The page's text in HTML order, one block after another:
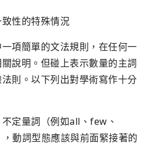
性的特殊情況
項簡單的文法規則，在任何一
說明。但碰上表示數量的主詞
則。以下列出對學術寫作十分
定量詞（例如all、few、
動詞型態應該與前面緊接著的